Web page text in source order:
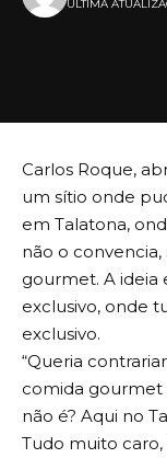
ULTIMA
Carlos Roque,
um sítio onde
em Talatona,
não o
gourmet. A ideia
exclusivo, onde
exclusivo.
“Queria
comida gourmet
não é? Aqui no
Tudo muito